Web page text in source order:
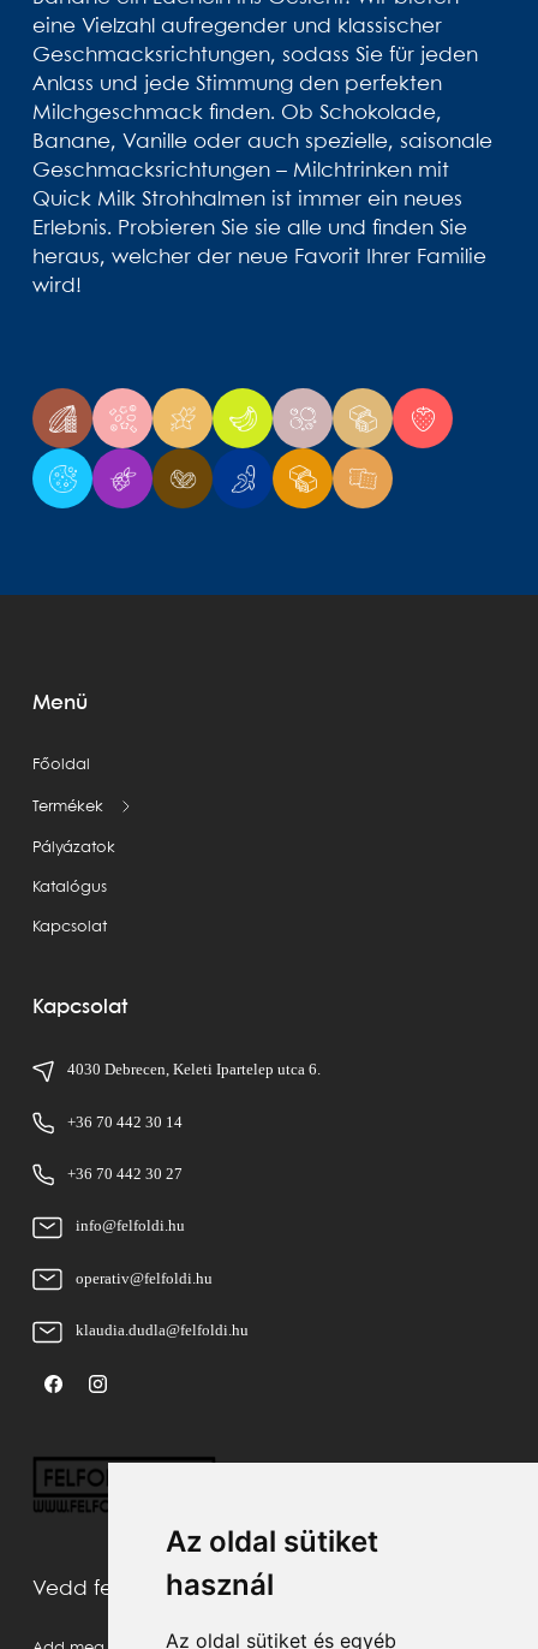
Az oldal sütiket
használ
Az oldal sütiket és egyéb
eine Vielzahl aufregender und klassischer
Geschmacksrichtungen, sodass Sie für jeden
Anlass und jede Stimmung den perfekten
Milchgeschmack finden. Ob Schokolade,
Banane, Vanille oder auch spezielle, saisonale
Geschmacksrichtungen – Milchtrinken mit
Quick Milk Strohhalmen ist immer ein neues
Erlebnis. Probieren Sie sie alle und finden Sie
heraus, welcher der neue Favorit Ihrer Familie
wird!
Menü
Főoldal
Termékek
Pályázatok
Katalógus
Kapcsolat
Kapcsolat
4030 Debrecen, Keleti Ipartelep utca 6.
+36 70 442 30 14
+36 70 442 30 27
info@felfoldi.hu
operativ@felfoldi.hu
klaudia.dudla@felfoldi.hu
Vedd fel velünk a kapcsolatot